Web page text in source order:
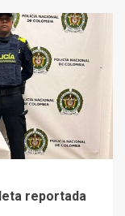
reportada